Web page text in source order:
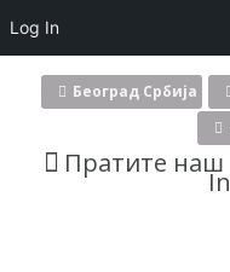
Београд Србија
Пратите наш
Log In